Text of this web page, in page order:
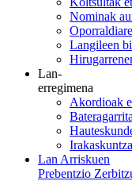
Nominak
Langileen
Lan-
erregimena
Akordioak
Lan Arriskuen
Prebentzio